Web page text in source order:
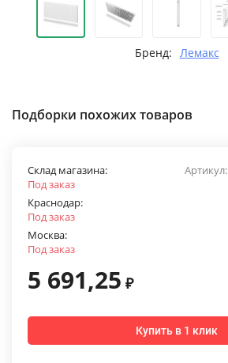
Бренд: Лемакс
Подборки похожих товаров
Артикул:
Склад магазина:
Под заказ
Краснодар:
Под заказ
Москва:
Под заказ
5 691,25 ₽
Купить в 1 клик